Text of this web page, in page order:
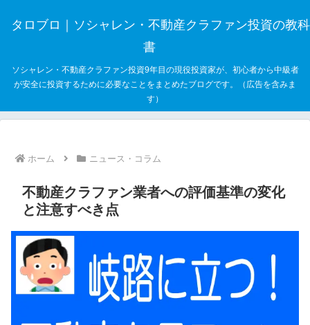
タロブロ｜ソシャレン・不動産クラファン投資の教科
書
ソシャレン・不動産クラファン投資9年目の現役投資家が、初心者から中級者
が安全に投資するために必要なことをまとめたブログです。（広告を含みま
す）
ホーム ニュース・コラム
不動産クラファン業者への評価基準の変化
と注意すべき点